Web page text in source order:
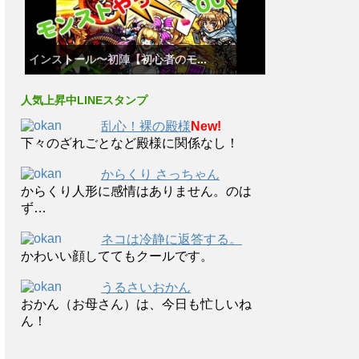
インストール〜初陣【初心者のモ...
人気上昇中LINEスタンプ
乱心！裸の殿様 New!
下々のざれごとなど殿様に関係なし！
からくり さっちゃん
からくり人形に感情はありません。のは
ず…
ネコは冷静に返答する。
かわいい顔しててもクールです。
うるさいおかん
おかん（お母さん）は、今日も忙しいね
ん！